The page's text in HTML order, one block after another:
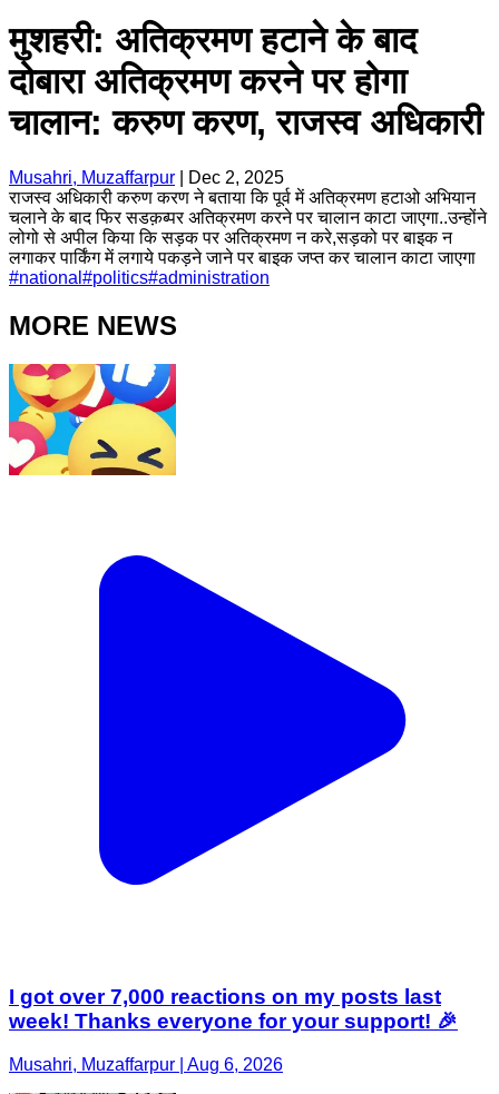
मुशहरी: अतिक्रमण हटाने के बाद
दोबारा अतिक्रमण करने पर होगा
चालान: करुण करण, राजस्व अधिकारी
Musahri, Muzaffarpur
Dec 2, 2025
राजस्व अधिकारी करुण करण ने बताया कि पूर्व में अतिक्रमण हटाओ अभियान
चलाने के बाद फिर सडक़ब्पर अतिक्रमण करने पर चालान काटा जाएगा..उन्होंने
लोगो से अपील किया कि सड़क पर अतिक्रमण न करे,सड़को पर बाइक न
लगाकर पार्किंग में लगाये पकड़ने जाने पर बाइक जप्त कर चालान काटा जाएगा
#national #politics#administration
MORE NEWS
I got over 7,000 reactions on my posts last
week! Thanks everyone for your support! 🎉
Musahri, Muzaffarpur | Aug 6, 2026